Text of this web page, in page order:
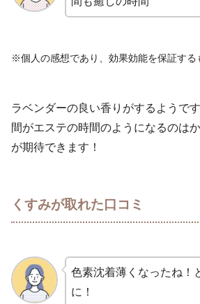
※個人の感想であり、効果効能を保証する
ラベンダーの良い香りがするようで
間がエステの時間のようになるのは
が期待できます！
くすみが取れた口コミ
色素沈着薄くなったね！
に！